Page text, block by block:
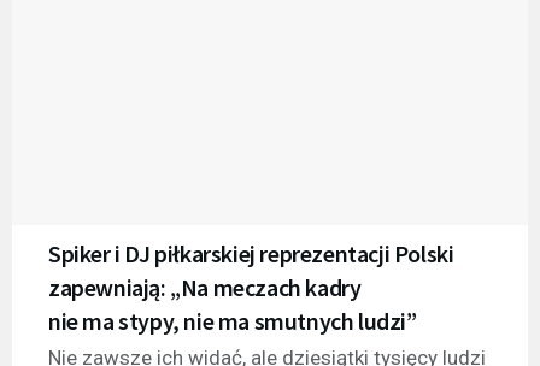
Spiker i DJ piłkarskiej reprezentacji Polski
zapewniają: „Na meczach kadry
nie ma stypy, nie ma smutnych ludzi”
Nie zawsze ich widać, ale dziesiątki tysięcy ludzi